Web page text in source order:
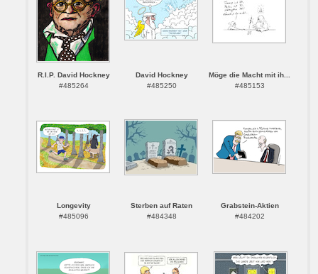
R.I.P. David Hockney
#485264
David Hockney
#485250
Möge die Macht mit ih...
#485153
Longevity
#485096
Sterben auf Raten
#484348
Grabstein-Aktien
#484202